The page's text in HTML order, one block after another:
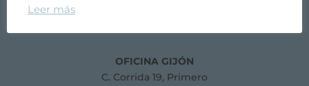
OFICINA GIJÓN
C. Corrida 19, Primero
Leer más